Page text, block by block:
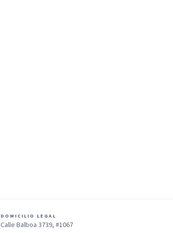
DOMICILIO LEGAL
Calle Balboa 3739, #1067